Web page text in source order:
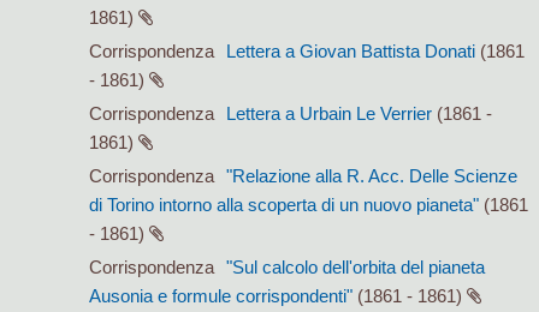
1861)
Corrispondenza
Lettera a Giovan Battista Donati (1861
- 1861)
Corrispondenza
Lettera a Urbain Le Verrier (1861 -
1861)
Corrispondenza
"Relazione alla R. Acc. Delle Scienze
di Torino intorno alla scoperta di un nuovo pianeta" (1861
- 1861)
Corrispondenza
"Sul calcolo dell'orbita del pianeta
Ausonia e formule corrispondenti" (1861 - 1861)